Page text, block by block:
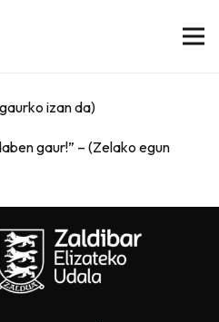
izan da)
gaur!” – (Zelako egun